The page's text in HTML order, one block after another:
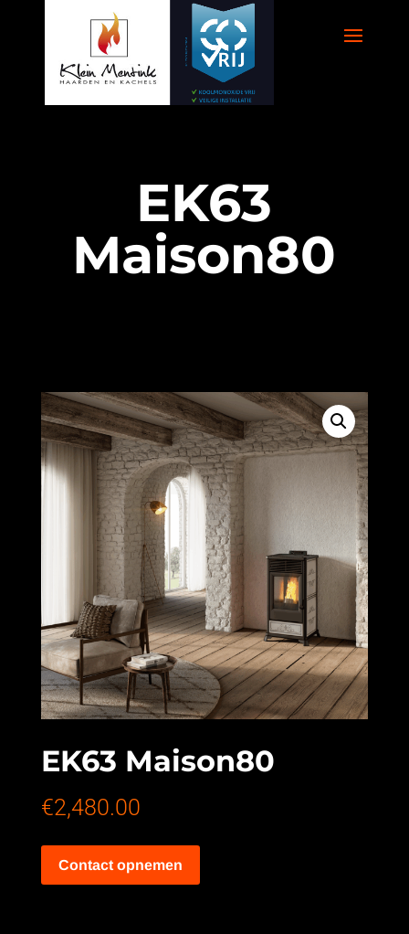
EK63
Maison80
EK63 Maison80
€2,480.00
Contact opnemen